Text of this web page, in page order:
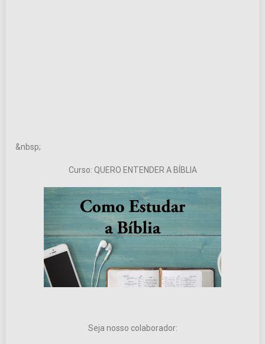
&nbsp;
Curso: QUERO ENTENDER A BÍBLIA
Seja nosso colaborador: